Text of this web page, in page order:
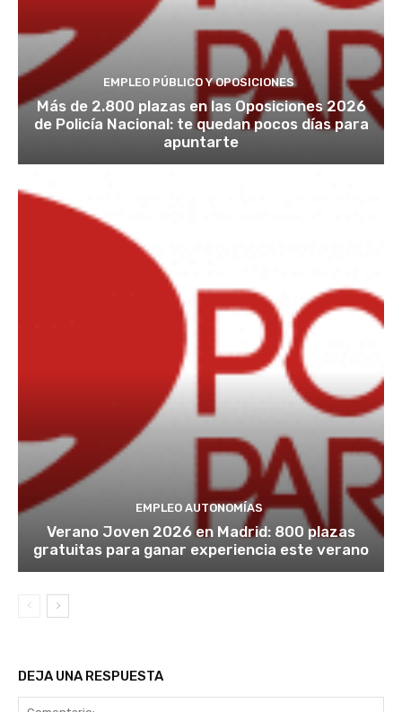
EMPLEO PÚBLICO Y OPOSICIONES
Más de 2.800 plazas en las Oposiciones 2026
de Policía Nacional: te quedan pocos días para
apuntarte
EMPLEO AUTONOMÍAS
Verano Joven 2026 en Madrid: 800 plazas
gratuitas para ganar experiencia este verano
DEJA UNA RESPUESTA